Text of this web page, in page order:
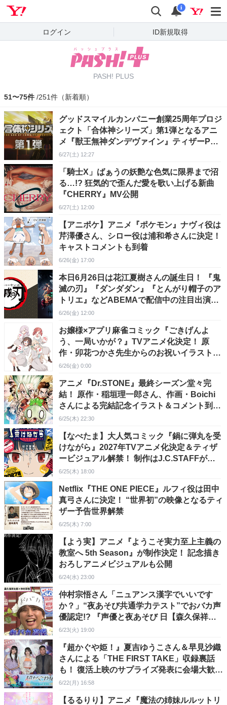
検索 通知
i
ログイン ID新規取得
PASH! PLUS
51〜75件 /251件（新着順）
グッドスマイルカンパニー創業25周年プロジ
ェクト「合体神シリーズ」第1弾となるアニ
メ『獣王無神ダンデヴァイン』ティザーPV
が公開！
6/27(土) 12:27
「騎士X」ばぁうの妖艶な色気に限界まで沼
る…!? 狂気的で歪んだ愛を歌い上げる新曲
『CHERRY』MV公開
6/27(土) 12:00
【アニポケ】アニメ『ポケモン』ナヴィ役は
芹澤優さん、シロー役は浦和希さんに決定！
キャストコメントも到着
6/26(金) 17:00
本日6月26日は花江夏樹さんの誕生日！ 『鬼
滅の刃』『ダンダダン』『とんがり帽子のア
トリエ』などABEMAで配信中の注目出演作
と魅力を紹介
6/26(金) 12:00
お嬢様×アプリ麻雀コミック『ごきげんよ
う、一局いかが？』TVアニメ化決定！ 原
作・卯花つかさ先生からのお祝いイラスト＆
コメントも到着
6/26(金) 0:00
アニメ『Dr.STONE』最終シーズン堂々完
結！ 原作・稲垣理一郎さん、作画・Boichi
さんによる完結記念イラスト＆コメント到
着！ ホワイマン役 花澤香菜さん・天﨑滉平
6/25(木) 22:30
【なべたま】大人気コミック『鍋に弾丸を受
けながら』2027年TVアニメ化決定＆ティザ
ービジュアル解禁！ 制作はJ.C.STAFFが担
当
6/25(木) 18:00
Netflix『THE ONE PIECE』ルフィ役は田中
真弓さんに決定！ “世界初”の映像となるティ
ザー予告世界解禁
6/25(木) 7:00
【よう実】アニメ『ようこそ実力至上主義の
教室へ 5th Season』が制作決定！ 記念描き
おろしアニメビジュアルも公開
6/24(水) 23:00
仲村宗悟さん「ニュアンス漢字でいいです
か？」“夜あそび共通学力テスト”でおバカ声
優認定!? 『声優と夜あそび 日【森久保祥太
郎×仲村宗悟】#6』は珍回答連発の内容に
6/23(火) 19:00
『超かぐや姫！』夏吉ゆうこさん＆早見沙織
さんによる「THE FIRST TAKE」収録裏話
も！ 復活上映のサプライズ発表に会場大歓声
の卒業記念舞台挨拶レポートが到着
6/22(月) 16:58
【るるりり】アニメ『魔法の姉妹ルルットリ